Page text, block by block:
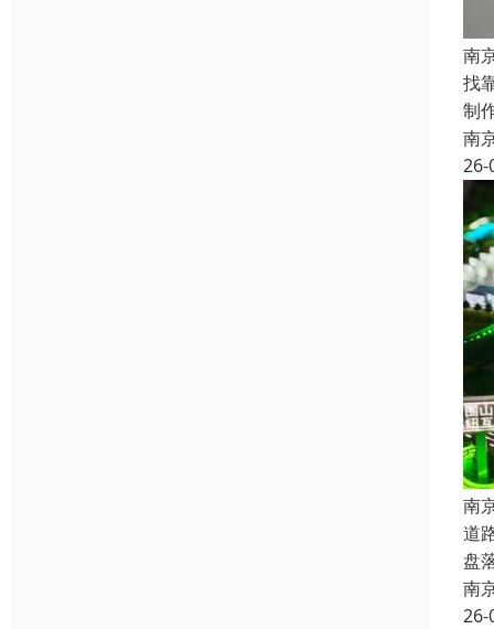
南
找
制
南
26-
南
道
盘
南
26-